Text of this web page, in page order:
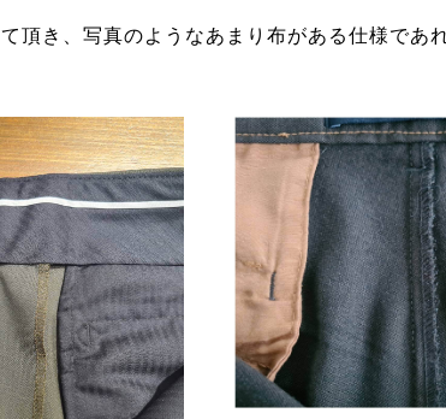
頂き、写真のようなあまり布がある仕様であ